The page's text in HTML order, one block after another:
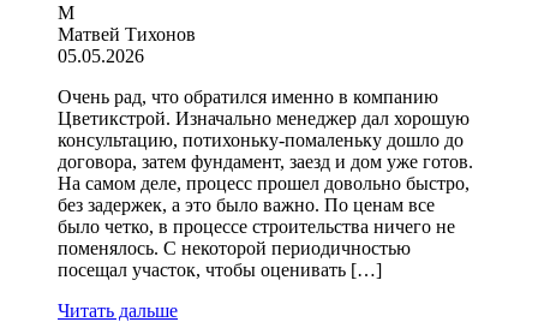
М
Матвей Тихонов
05.05.2026
Очень рад, что обратился именно в компанию
Цветикстрой. Изначально менеджер дал хорошую
консультацию, потихоньку-помаленьку дошло до
договора, затем фундамент, заезд и дом уже готов.
На самом деле, процесс прошел довольно быстро,
без задержек, а это было важно. По ценам все
было четко, в процессе строительства ничего не
поменялось. С некоторой периодичностью
посещал участок, чтобы оценивать […]
Читать дальше